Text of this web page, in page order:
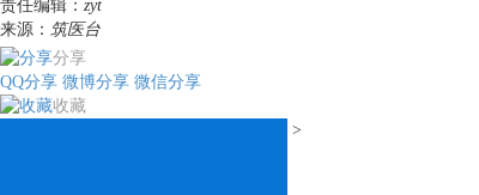
责任编辑： zyt
来源： 筑医台
分享
QQ分享 微博分享 微信分享
收藏
>